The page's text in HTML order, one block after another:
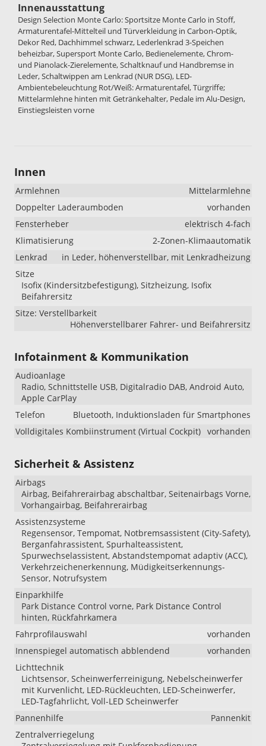
Innenausstattung
Design Selection Monte Carlo: Sportsitze Monte Carlo in Stoff,
Armaturentafel-Mittelteil und Türverkleidung in Carbon-Optik,
Dekor Red, Dachhimmel schwarz, Lederlenkrad 3-Speichen
beheizbar, Supersport Monte Carlo, Bedienelemente, Chrom-
und Pianolack-Zierelemente, Schaltknauf und Handbremse in
Leder, Schaltwippen am Lenkrad (NUR DSG), LED-
Ambientebeleuchtung Rot/Weiß: Armaturentafel, Türgriffe;
Mittelarmlehne hinten mit Getränkehalter, Pedale im Alu-Design,
Einstiegsleisten vorne
Innen
Armlehnen
Mittelarmlehne
Doppelter Laderaumboden
vorhanden
Fensterheber
elektrisch 4-fach
Klimatisierung
2-Zonen-Klimaautomatik
Lenkrad
in Leder, höhenverstellbar, mit Lenkradheizung
Sitze
Isofix (Kindersitzbefestigung), Sitzheizung, Isofix
Beifahrersitz
Sitze: Verstellbarkeit
Höhenverstellbarer Fahrer- und Beifahrersitz
Infotainment & Kommunikation
Audioanlage
Radio, Schnittstelle USB, Digitalradio DAB, Android Auto,
Apple CarPlay
Telefon
Bluetooth, Induktionsladen für Smartphones
Volldigitales Kombiinstrument (Virtual Cockpit) vorhanden
Sicherheit & Assistenz
Airbags
Airbag, Beifahrerairbag abschaltbar, Seitenairbags Vorne,
Vorhangairbag, Beifahrerairbag
Assistenzsysteme
Regensensor, Tempomat, Notbremsassistent (City-Safety),
Berganfahrassistent, Spurhalteassistent,
Spurwechselassistent, Abstandstempomat adaptiv (ACC),
Verkehrzeichenerkennung, Müdigkeitserkennungs-
Sensor, Notrufsystem
Einparkhilfe
Park Distance Control vorne, Park Distance Control
hinten, Rückfahrkamera
Fahrprofilauswahl
vorhanden
Innenspiegel automatisch abblendend
vorhanden
Lichttechnik
Lichtsensor, Scheinwerferreinigung, Nebelscheinwerfer
mit Kurvenlicht, LED-Rückleuchten, LED-Scheinwerfer,
LED-Tagfahrlicht, Voll-LED Scheinwerfer
Pannenhilfe
Pannenkit
Zentralverriegelung